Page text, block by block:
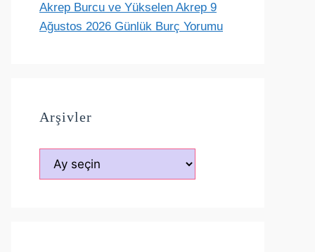
Akrep Burcu ve Yükselen Akrep 9
Ağustos 2026 Günlük Burç Yorumu
Arşivler
Arşivler